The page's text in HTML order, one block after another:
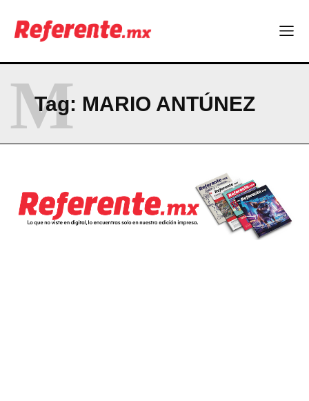
dormirse en sus laureles”
Seguridad y responsabilidad, en el centro del debate político
Company
ABOUT
NEWSLETTER
Tag: MARIO ANTÚNEZ
M